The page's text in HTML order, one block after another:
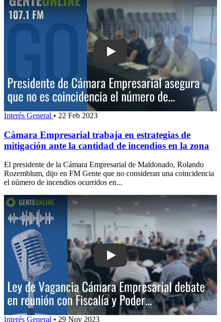
Play: Cámara Empresarial trabaja en
Interés General • 22 Feb 2023
Cámara Empresarial trabaja en estrategias de
mitigación ante la cantidad de incendios en la zona
El presidente de la Cámara Empresarial de Maldonado, Rolando
Rozemblum, dijo en FM Gente que no consideran una coincidencia
el número de incendios ocurridos en...
Play: Ley de Vagancia: Cámara
Interés General • 29 Nov 2023